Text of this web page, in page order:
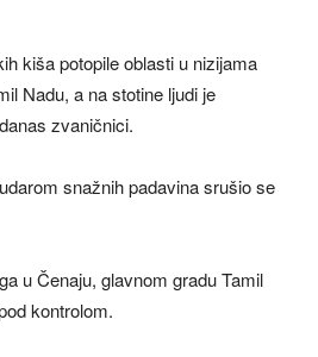
kiša potopile oblasti u nizijama
Nadu, a na stotine ljudi je
zvaničnici.
snažnih padavina srušio se
u Čenaju, glavnom gradu Tamil
kontrolom.